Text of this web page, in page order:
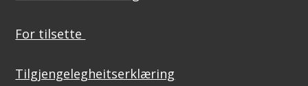
For tilsette
Tilgjengelegheitserklæring